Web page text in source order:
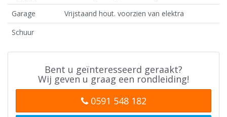
Garage
Vrijstaand hout. voorzien van elektra
Schuur
Bent u geïnteresseerd geraakt?
Wij geven u graag een rondleiding!
0591 548 182